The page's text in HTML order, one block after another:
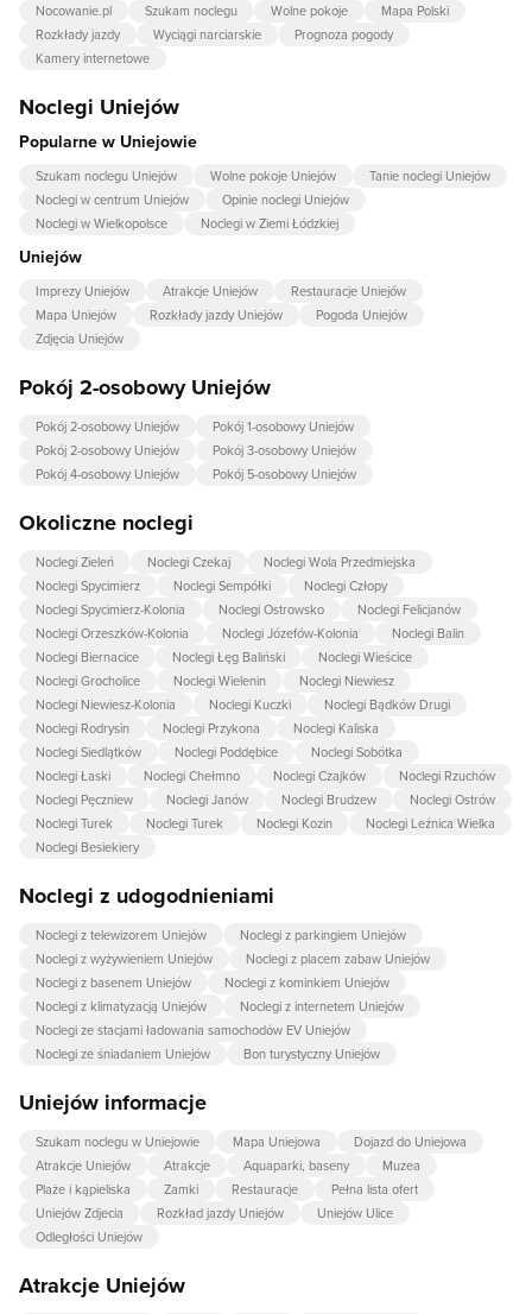
Nocowanie.pl Szukam noclegu Wolne pokoje
Mapa Polski
Rozkłady jazdy
Wyciągi narciarskie
Prognoza pogody
Kamery internetowe
Noclegi Uniejów
Popularne w Uniejowie
Szukam noclegu Uniejów Wolne pokoje Uniejów
Tanie noclegi Uniejów
Noclegi w centrum Uniejów
Opinie noclegi Uniejów
Noclegi w Wielkopolsce
Noclegi w Ziemi Łódzkiej
Uniejów
Imprezy Uniejów Atrakcje Uniejów
Restauracje Uniejów
Mapa Uniejów
Rozkłady jazdy Uniejów
Pogoda Uniejów
Zdjęcia Uniejów
Pokój 2-osobowy Uniejów
Pokój 2-osobowy Uniejów
Pokój 1-osobowy Uniejów
Pokój 2-osobowy Uniejów
Pokój 3-osobowy Uniejów
Pokój 4-osobowy Uniejów
Pokój 5-osobowy Uniejów
Okoliczne noclegi
Noclegi Zieleń Noclegi Czekaj
Noclegi Wola Przedmiejska
Noclegi Spycimierz
Noclegi Sempółki
Noclegi Człopy
Noclegi Spycimierz-Kolonia
Noclegi Ostrowsko
Noclegi Felicjanów
Noclegi Orzeszków-Kolonia
Noclegi Józefów-Kolonia
Noclegi Balin
Noclegi Biernacice
Noclegi Łęg Baliński
Noclegi Wieścice
Noclegi Grocholice
Noclegi Wielenin
Noclegi Niewiesz
Noclegi Niewiesz-Kolonia
Noclegi Kuczki
Noclegi Bądków Drugi
Noclegi Rodrysin
Noclegi Przykona
Noclegi Kaliska
Noclegi Siedlątków
Noclegi Poddębice
Noclegi Sobótka
Noclegi Łaski
Noclegi Chełmno Noclegi Czajków
Noclegi Rzuchów
Noclegi Pęczniew
Noclegi Janów Noclegi Brudzew
Noclegi Ostrów
Noclegi Turek
Noclegi Turek Noclegi Kozin
Noclegi Leźnica Wielka
Noclegi Besiekiery
Noclegi z udogodnieniami
Noclegi z telewizorem Uniejów
Noclegi z parkingiem Uniejów
Noclegi z wyżywieniem Uniejów
Noclegi z placem zabaw Uniejów
Noclegi z basenem Uniejów
Noclegi z kominkiem Uniejów
Noclegi z klimatyzacją Uniejów
Noclegi z internetem Uniejów
Noclegi ze stacjami ładowania samochodów EV Uniejów
Noclegi ze śniadaniem Uniejów
Bon turystyczny Uniejów
Uniejów informacje
Szukam noclegu w Uniejowie Mapa Uniejowa
Dojazd do Uniejowa
Atrakcje Uniejów
Atrakcje Aquaparki, baseny
Muzea
Plaże i kąpieliska
Zamki Restauracje
Pełna lista ofert
Uniejów Zdjecia
Rozkład jazdy Uniejów
Uniejów Ulice
Odległości Uniejów
Atrakcje Uniejów